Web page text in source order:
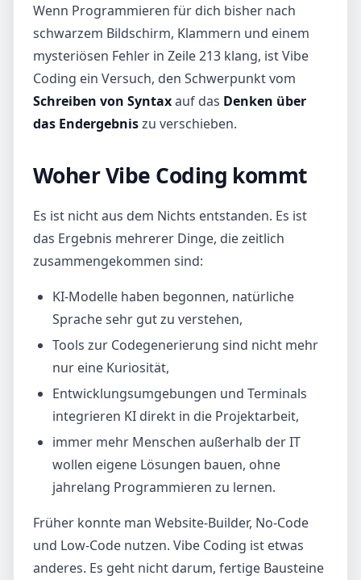
Wenn Programmieren für dich bisher nach
schwarzem Bildschirm, Klammern und einem
mysteriösen Fehler in Zeile 213 klang, ist Vibe
Coding ein Versuch, den Schwerpunkt vom
Schreiben von Syntaxauf das Denken über
das Endergebniszu verschieben.
Woher Vibe Coding kommt
Es ist nicht aus dem Nichts entstanden. Es ist
das Ergebnis mehrerer Dinge, die zeitlich
zusammengekommen sind:
KI-Modelle haben begonnen, natürliche
Sprache sehr gut zu verstehen,
Tools zur Codegenerierung sind nicht mehr
nur eine Kuriosität,
Entwicklungsumgebungen und Terminals
integrieren KI direkt in die Projektarbeit,
immer mehr Menschen außerhalb der IT
wollen eigene Lösungen bauen, ohne
jahrelang Programmieren zu lernen.
Früher konnte man Website-Builder, No-Code
und Low-Code nutzen. Vibe Coding ist etwas
anderes. Es geht nicht darum, fertige Bausteine